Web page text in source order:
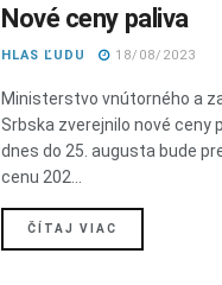
Nové ceny paliva
HLAS ĽUDU 18/08/2023
Ministerstvo vnútorného a
Srbska zverejnilo nové ceny
dnes do 25. augusta bude
cenu 202...
ČÍTAJ VIAC